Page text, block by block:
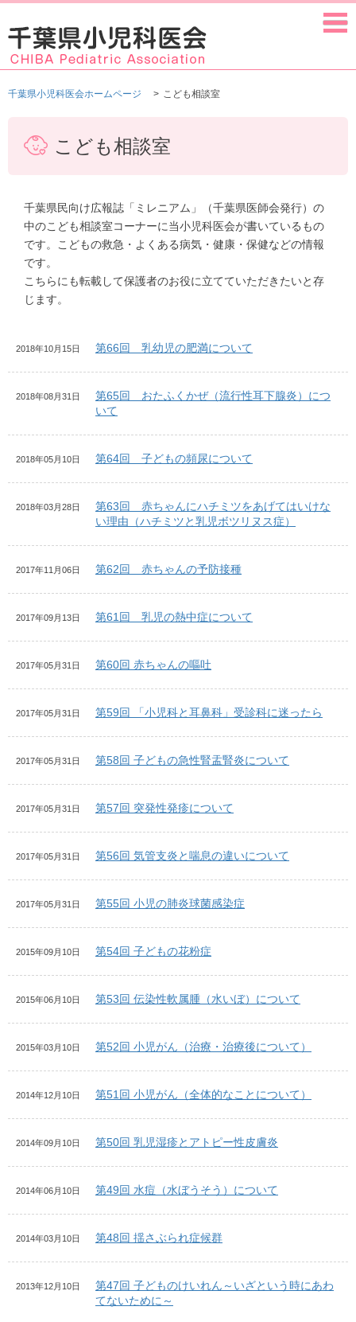
千葉県小児科医会ホームページ こども相談室
こども相談室
千葉県民向け広報誌「ミレニアム」（千葉県医師会発行）の
中のこども相談室コーナーに当小児科医会が書いているもの
です。こどもの救急・よくある病気・健康・保健などの情報
です。
こちらにも転載して保護者のお役に立てていただきたいと存
じます。
2018年10月15日 第66回 乳幼児の肥満について
2018年08月31日
第65回 おたふくかぜ（流行性耳下腺炎）につ
いて
2018年05月10日 第64回 子どもの頻尿について
2018年03月28日
第63回 赤ちゃんにハチミツをあげてはいけな
い理由（ハチミツと乳児ボツリヌス症）
2017年11月06日 第62回 赤ちゃんの予防接種
2017年09月13日 第61回 乳児の熱中症について
2017年05月31日 第60回 赤ちゃんの嘔吐
2017年05月31日 第59回 「小児科と耳鼻科」受診科に迷ったら
2017年05月31日 第58回 子どもの急性腎盂腎炎について
2017年05月31日 第57回 突発性発疹について
2017年05月31日 第56回 気管支炎と喘息の違いについて
2017年05月31日 第55回 小児の肺炎球菌感染症
2015年09月10日 第54回 子どもの花粉症
2015年06月10日 第53回 伝染性軟属腫（水いぼ）について
2015年03月10日 第52回 小児がん（治療・治療後について）
2014年12月10日 第51回 小児がん（全体的なことについて）
2014年09月10日 第50回 乳児湿疹とアトピー性皮膚炎
2014年06月10日 第49回 水痘（水ぼうそう）について
2014年03月10日 第48回 揺さぶられ症候群
2013年12月10日
第47回 子どものけいれん～いざという時にあわ
てないために～